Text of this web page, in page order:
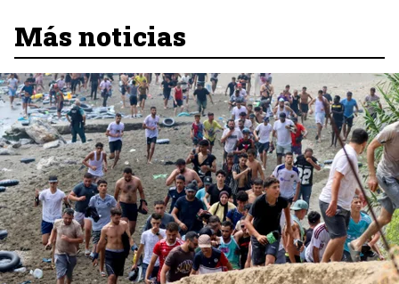
Más noticias